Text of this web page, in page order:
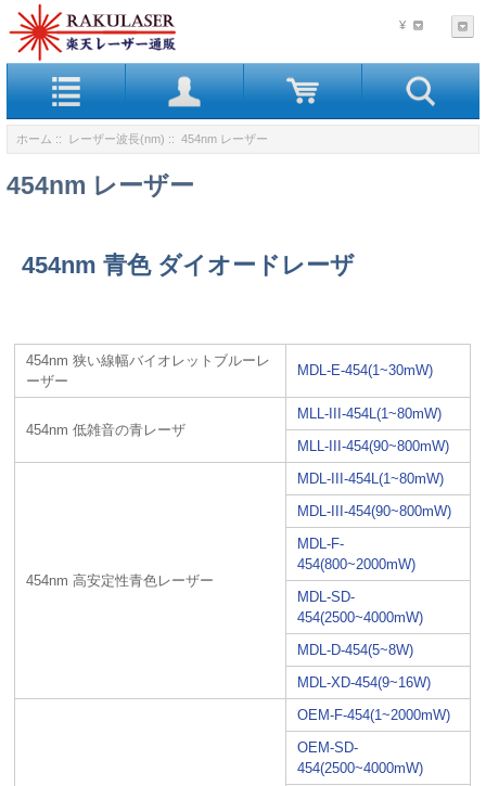
¥
ホーム :: レーザー波長(nm) :: 454nm レーザー
454nm レーザー
454nm 青色 ダイオードレーザ
454nm 狭い線幅バイオレットブルーレ
ーザー
MDL-E-454(1~30mW)
454nm 低雑音の青レーザ
MLL-III-454L(1~80mW)
MLL-III-454(90~800mW)
454nm 高安定性青色レーザー
MDL-III-454L(1~80mW)
MDL-III-454(90~800mW)
MDL-F-
454(800~2000mW)
MDL-SD-
454(2500~4000mW)
MDL-D-454(5~8W)
MDL-XD-454(9~16W)
OEM-F-454(1~2000mW)
OEM-SD-
454(2500~4000mW)